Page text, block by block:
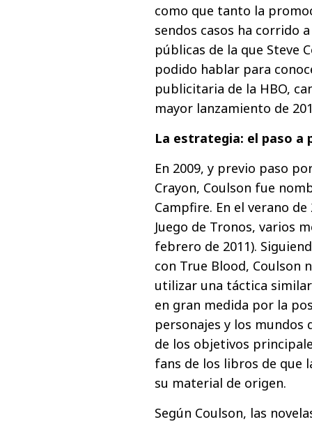
como que tanto la
sendos casos ha corrido
públicas de la que Steve
podido hablar para
publicitaria de la HBO,
mayor lanzamiento de
La estrategia: el paso a
En 2009, y previo paso
Crayon, Coulson fue
Campfire. En el verano
Juego de Tronos, varios
febrero de 2011).
con True Blood, Coulson
utilizar una táctica
en gran medida por la
personajes y los mundos
de los objetivos
fans de los libros de que
su material de origen.
Según Coulson, las